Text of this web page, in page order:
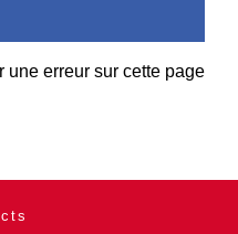
une erreur sur cette page